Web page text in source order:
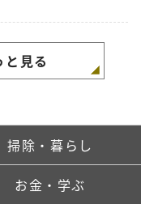
見る
掃除・暮らし
お金・学ぶ